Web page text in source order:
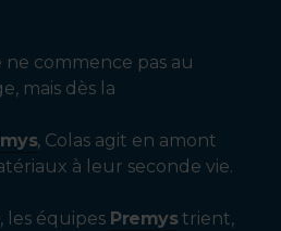
ne commence pas au
mais dès la
, Colas agit en amont
à leur seconde vie.
les équipes Premystrient,